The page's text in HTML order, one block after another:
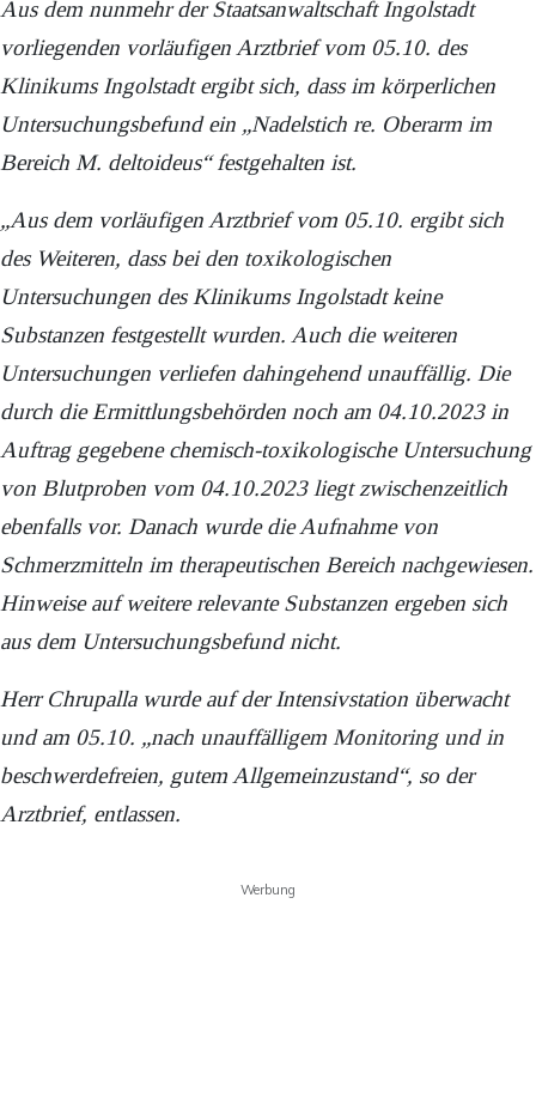
Aus dem nunmehr der Staatsanwaltschaft Ingolstadt
vorliegenden vorläufigen Arztbrief vom 05.10. des
Klinikums Ingolstadt ergibt sich, dass im körperlichen
Untersuchungsbefund ein „Nadelstich re. Oberarm im
Bereich M. deltoideus“ festgehalten ist.
„Aus dem vorläufigen Arztbrief vom 05.10. ergibt sich
des Weiteren, dass bei den toxikologischen
Untersuchungen des Klinikums Ingolstadt keine
Substanzen festgestellt wurden. Auch die weiteren
Untersuchungen verliefen dahingehend unauffällig. Die
durch die Ermittlungsbehörden noch am 04.10.2023 in
Auftrag gegebene chemisch-toxikologische Untersuchung
von Blutproben vom 04.10.2023 liegt zwischenzeitlich
ebenfalls vor. Danach wurde die Aufnahme von
Schmerzmitteln im therapeutischen Bereich nachgewiesen.
Hinweise auf weitere relevante Substanzen ergeben sich
aus dem Untersuchungsbefund nicht.
Herr Chrupalla wurde auf der Intensivstation überwacht
und am 05.10. „nach unauffälligem Monitoring und in
beschwerdefreien, gutem Allgemeinzustand“, so der
Arztbrief, entlassen.
Werbung